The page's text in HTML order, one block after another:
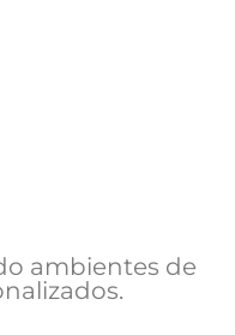
ambientes de